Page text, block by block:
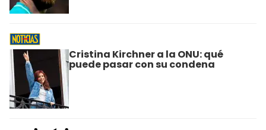
Cristina Kirchner a la ONU: qué
puede pasar con su condena